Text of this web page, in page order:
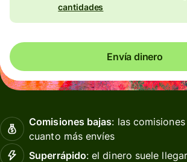
cantidades
Envía dinero
Comisiones bajas: las
cuanto más envíes
Superrápido: el dinero suele